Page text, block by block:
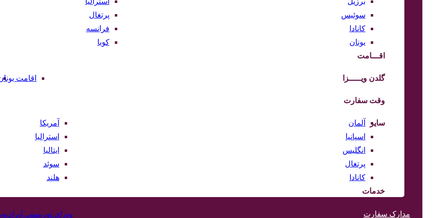
پرتغال
سوئیس
فرانسه
کانادا
کوبا
یونان
اقـــامت
اقامت گلدن ویـــــزا
وقت سفارت
آمریکا
آلمان
استرالیا
اسپانیا
ایتالیا
انگلیس
سوئد
پرتغال
هلند
کانادا
سایر
خدمات
ویزای توریستی ایران
مدارک سفارت